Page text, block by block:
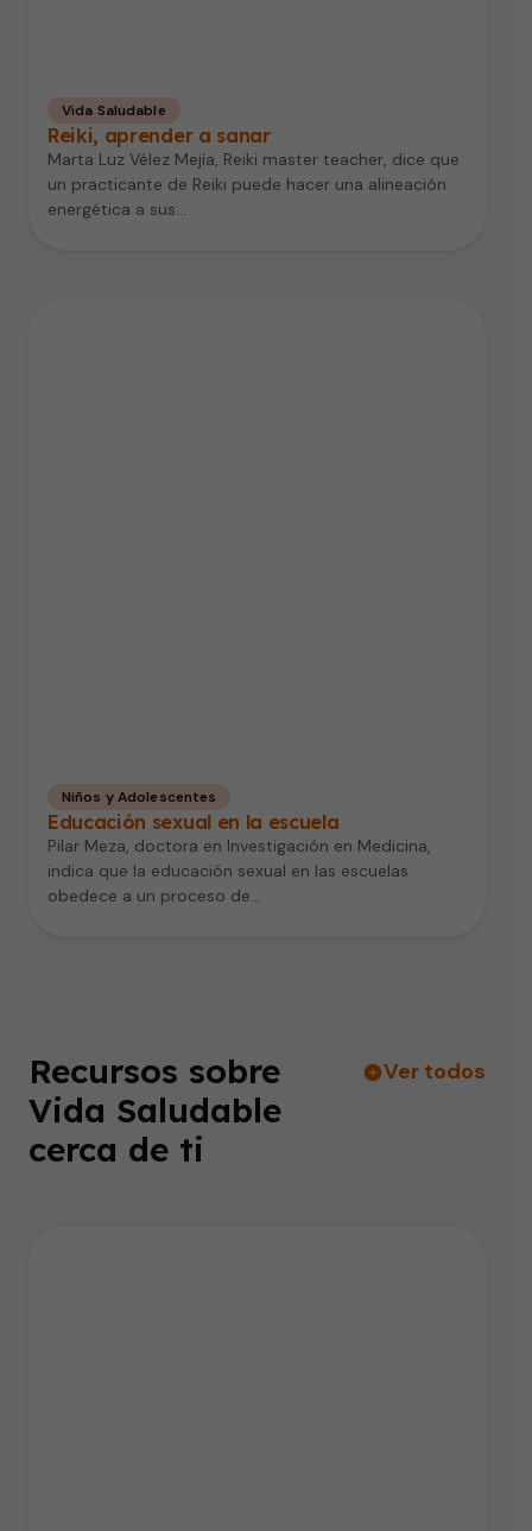
Vida Saludable
Reiki, aprender a sanar
Marta Luz Vélez Mejía, Reiki master teacher, dice que
un practicante de Reiki puede hacer una alineación
energética a sus…
Niños y Adolescentes
Educación sexual en la escuela
Pilar Meza, doctora en Investigación en Medicina,
indica que la educación sexual en las escuelas
obedece a un proceso de…
Recursos sobre
Vida Saludable
cerca de ti
Ver todos